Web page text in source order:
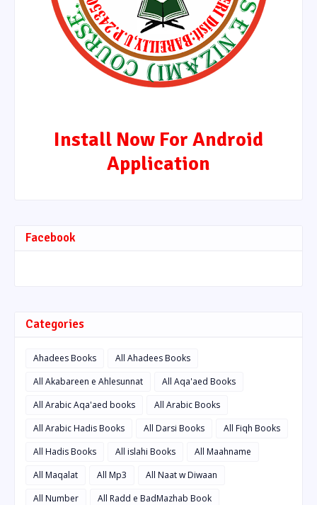
Install Now For Android
Application
Facebook
Categories
Ahadees Books
All Ahadees Books
All Akabareen e Ahlesunnat
All Aqa'aed Books
All Arabic Aqa'aed books
All Arabic Books
All Arabic Hadis Books
All Darsi Books
All Fiqh Books
All Hadis Books
All islahi Books
All Maahname
All Maqalat
All Mp3
All Naat w Diwaan
All Number
All Radd e BadMazhab Book